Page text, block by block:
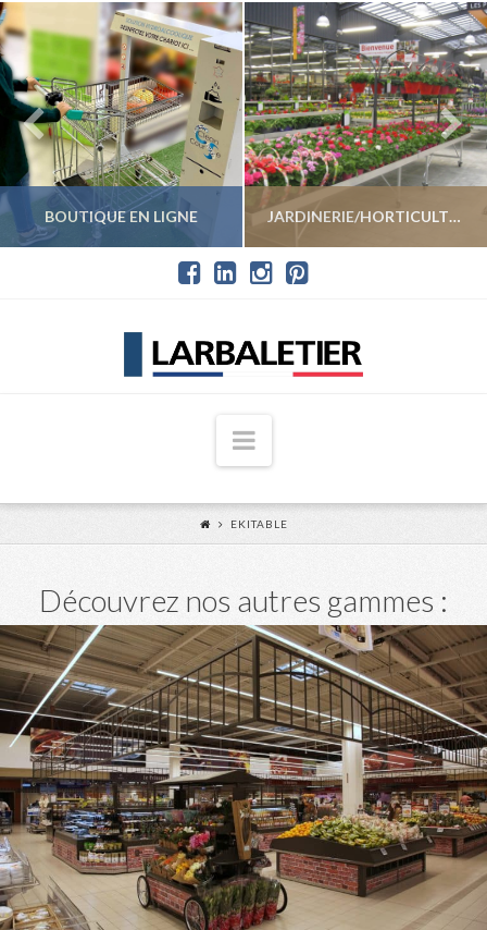
BOUTIQUE EN LIGNE
VOIR LES PRODUITS
JARDINERIE/HORTICULTURE
Navigation
EKITABLE
Découvrez nos autres gammes :